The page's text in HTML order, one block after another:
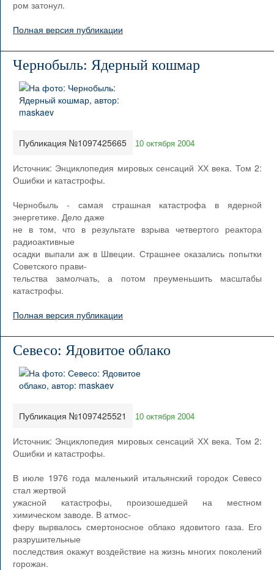
ром затонул.
Полная версия публикации
Чернобыль: Ядерный кошмар
Публикация №1097425665 10 октября 2004
Источник: Энциклопедия мировых сенсаций ХХ века. Том 2:
Ошибки и катастрофы.
Чернобыль - самая страшная катастрофа в ядерной
энергетике. Дело даже
не в том, что в результате взрыва четвертого реактора
радиоактивные
осадки выпали аж в Швеции. Страшнее оказались попытки
Советского прави-
тельства замолчать, а потом преуменьшить масштабы
катастрофы.
Полная версия публикации
Севесо: Ядовитое облако
Публикация №1097425521 10 октября 2004
Источник: Энциклопедия мировых сенсаций ХХ века. Том 2:
Ошибки и катастрофы.
В июле 1976 года маленький итальянский городок Севесо
стал жертвой
ужасной катастрофы, произошедшей на местном
химическом заводе. В атмос-
феру вырвалось смертоносное облако ядовитого газа. Его
разрушительные
последствия окажут воздействие на жизнь многих поколений
горожан.